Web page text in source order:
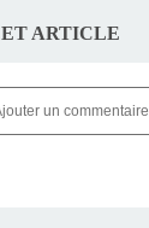
ARTICLE
un commentaire